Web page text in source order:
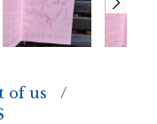
of us